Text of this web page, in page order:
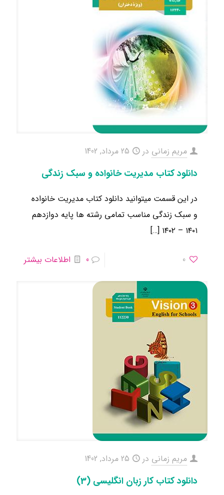
مریم زمانی در 25 مرداد, 1402
دانلود کتاب مدیریت خانواده و سبک زندگی
در این قسمت میتوانید دانلود کتاب مدیریت خانواده
و سبک زندگی مناسب تمامی رشته ها ​پایه دوازدهم
۱۴۰۱ – ۱۴۰۲
[…]
0
0 اطلاعات بیشتر
مریم زمانی در 25 مرداد, 1402
دانلود کتاب کار زبان انگلیسی (3)